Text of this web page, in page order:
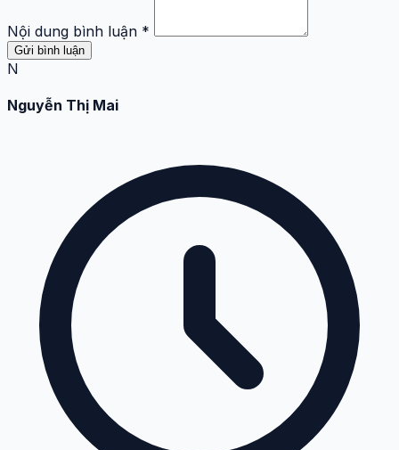
Nội dung bình luận *
Gửi bình luận
N
Nguyễn Thị Mai